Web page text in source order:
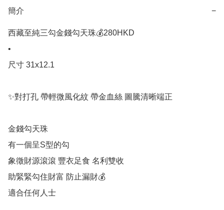
簡介 −
西藏至純三勾金錢勾天珠💰280HKD
•
尺寸 31x12.1
✨對打孔 帶輕微風化紋 帶金血絲 圖騰清晰端正
金錢勾天珠
有一個呈S型的勾
象徵財源滾滾 豐衣足食 名利雙收
助緊緊勾住財富 防止漏財💰
適合任何人士